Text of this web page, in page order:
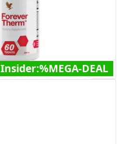
Insider:%MEGA-DEAL